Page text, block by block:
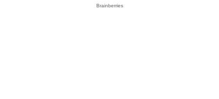
Brainberries